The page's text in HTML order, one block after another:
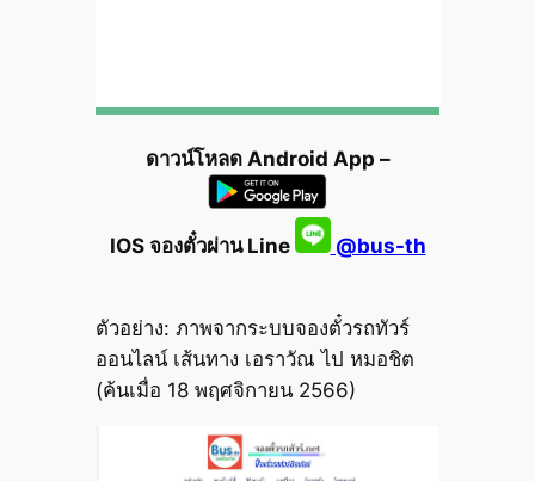
ดาวน์โหลด Android App –
IOS จองตั๋วผ่าน Line @bus-th
ตัวอย่าง: ภาพจากระบบจองตั๋วรถทัวร์
ออนไลน์ เส้นทาง เอราวัณ ไป หมอชิต
(ค้นเมื่อ 18 พฤศจิกายน 2566)